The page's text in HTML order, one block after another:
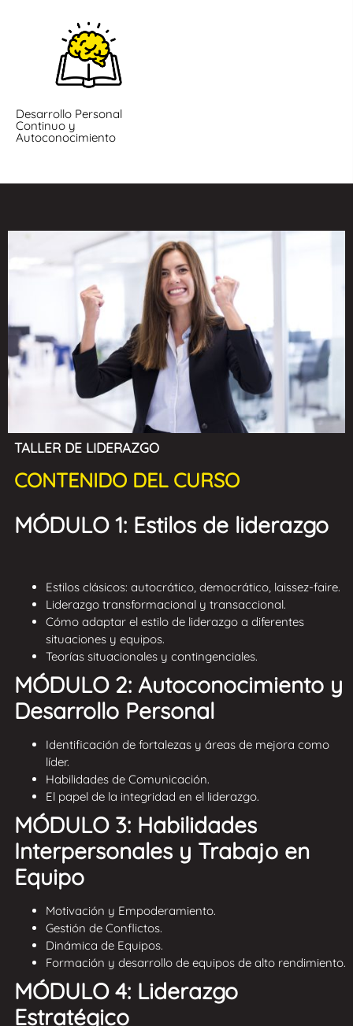
Desarrollo Personal
Continuo y
Autoconocimiento
TALLER DE LIDERAZGO
CONTENIDO DEL CURSO
MÓDULO 1: Estilos de liderazgo
Estilos clásicos: autocrático, democrático, laissez-faire.
Liderazgo transformacional y transaccional.
Cómo adaptar el estilo de liderazgo a diferentes
situaciones y equipos.
Teorías situacionales y contingenciales.
MÓDULO 2: Autoconocimiento y
Desarrollo Personal
Identificación de fortalezas y áreas de mejora como
líder.
Habilidades de Comunicación.
El papel de la integridad en el liderazgo.
MÓDULO 3: Habilidades
Interpersonales y Trabajo en
Equipo
Motivación y Empoderamiento.
Gestión de Conflictos.
Dinámica de Equipos.
Formación y desarrollo de equipos de alto rendimiento.
MÓDULO 4: Liderazgo
Estratégico